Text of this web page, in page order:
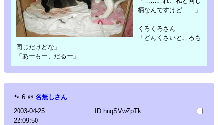
柄なんですけど……」
くろくろさん
「どんくさいところも
同じだけどな」
「あーもー、だるー」
🐾 6 ＠ 名無しさん
2003-04-25
22:09:50
ID:hnqSVwZpTk